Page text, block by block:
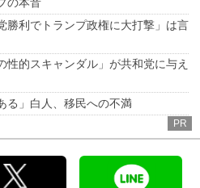
勝利でトランプ政権に大打撃」は言
性的スキャンダル」が共和党に与え
る」白人、移民への不満
PR